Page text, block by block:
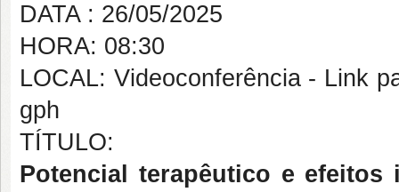
DATA : 26/05/2025
HORA: 08:30
LOCAL: Videoconferência - Link
gph
TÍTULO:
Potencial terapêutico e efeitos